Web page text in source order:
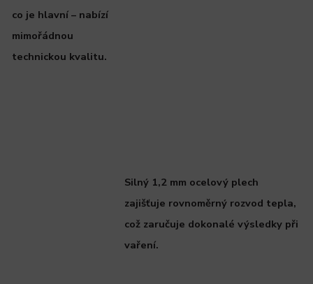
co je hlavní – nabízí
mimořádnou
technickou kvalitu.
Silný 1,2 mm ocelový plech
zajišťuje rovnoměrný rozvod tepla,
což zaručuje dokonalé výsledky při
vaření.